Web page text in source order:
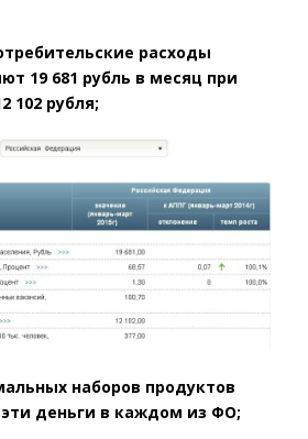
расходы
19 681 рубль в месяц при
102 рубля;
наборов продуктов
деньги в каждом из ФО;